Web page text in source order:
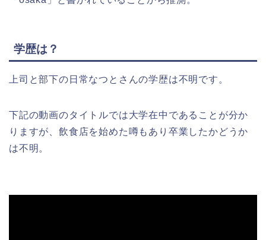
学歴は？
上司と部下の日常なつとさんの学歴は不明です。
下記の動画のタイトルでは大学在中であることが分か
りますが、飲食店を始めた噂もあり卒業したかどうか
は不明。